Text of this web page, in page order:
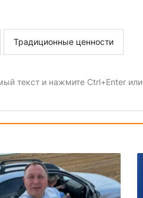
Традиционные ценности
текст и нажмите Ctrl+Enter или